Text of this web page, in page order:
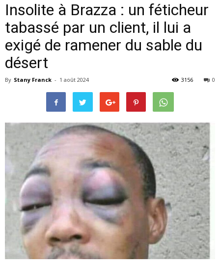
Insolite à Brazza : un féticheur
tabassé par un client, il lui a
exigé de ramener du sable du
désert
By Stany Franck - 1 août 2024 0
3156